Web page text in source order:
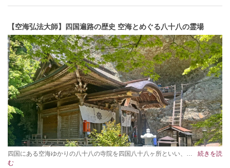
【空海弘法大師】四国遍路の歴史 空海とめぐる八十八の霊場
四国にある空海ゆかりの八十八の寺院を四国八十八ヶ所といい、…
続きを読
む